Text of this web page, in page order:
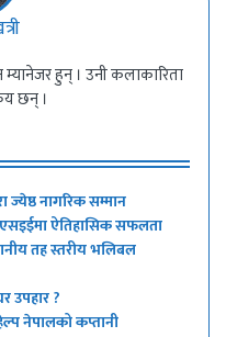
हुन् । उनी कलाकारिता
छन् ।
ज्येष्ठ नागरिक सम्मान
एसइईमा ऐतिहासिक सफलता
तह स्तरीय भलिबल
उपहार ?
नेपालको कप्तानी